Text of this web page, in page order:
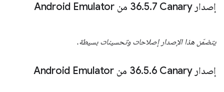
إصدار Canary‏ 36 .5.7 من Android Emulator
يتضمّن هذا الإصدار إصلاحات وتحسينات بسيطة.
إصدار Canary‏ 36 .5.6 من Android Emulator